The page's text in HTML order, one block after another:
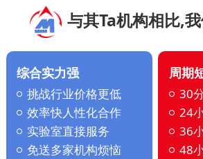
与其Ta机构相比,
综合实力强
挑战行业价格更低
效率快人性化合作
实验室直接服务
免送多家机构烦恼
周期
30
24
36
48